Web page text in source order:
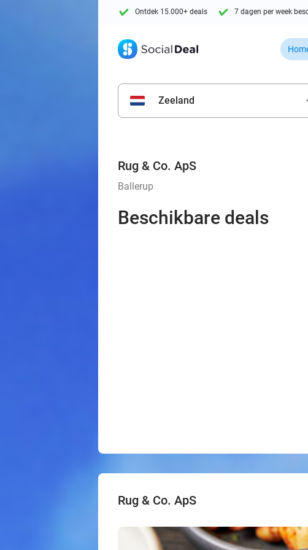
Ontdek 15.000+ deals 7 dagen per week
Zeeland
Rug & Co. ApS
Ballerup
Beschikbare deals
Rug & Co. ApS